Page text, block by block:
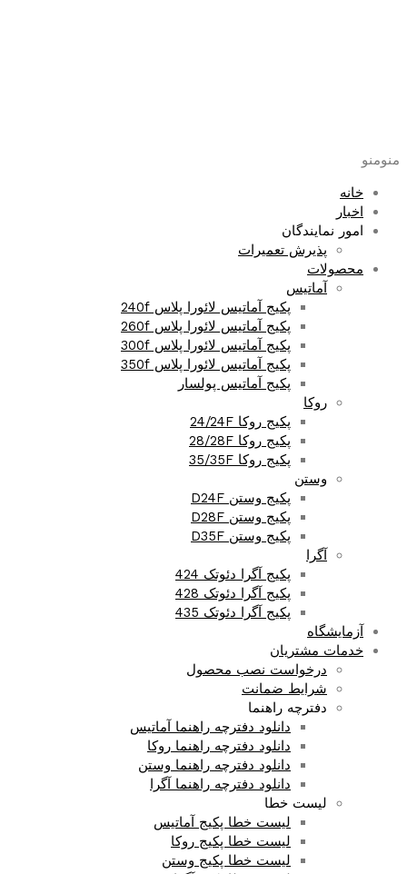
منومنو
خانه
اخبار
امور نمایندگان
پذیرش تعمیرات
محصولات
آماتیس
پکیج آماتیس لائورا پلاس 240f
پکیج آماتیس لائورا پلاس 260f
پکیج آماتیس لائورا پلاس 300f
پکیج آماتیس لائورا پلاس 350f
پکیج آماتیس پولسار
روکا
پکیج روکا 24/24F
پکیج روکا 28/28F
پکیج روکا 35/35F
وستن
پکیج وستن D24F
پکیج وستن D28F
پکیج وستن D35F
آگرا
پکیج آگرا دئوتک 424
پکیج آگرا دئوتک 428
پکیج آگرا دئوتک 435
آزمایشگاه
خدمات مشتریان
درخواست نصب محصول
شرایط ضمانت
دفترچه راهنما
دانلود دفترچه راهنما آماتیس
دانلود دفترچه راهنما روکا
دانلود دفترچه راهنما وستن
دانلود دفترچه راهنما آگرا
لیست خطا
لیست خطا پکیج آماتیس
لیست خطا پکیج روکا
لیست خطا پکیج وستن